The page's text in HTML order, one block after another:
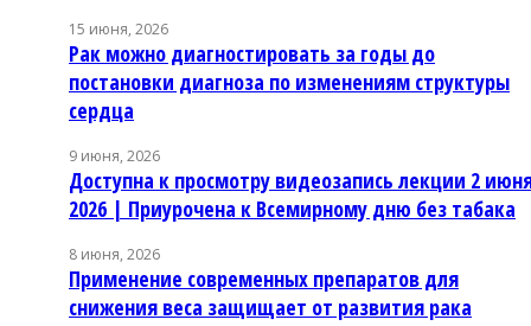
15 июня, 2026
Рак можно диагностировать за годы до
постановки диагноза по изменениям структуры
сердца
9 июня, 2026
Доступна к просмотру видеозапись лекции 2
2026 | Приурочена к Всемирному дню без табака
8 июня, 2026
Применение современных препаратов для
снижения веса защищает от развития рака